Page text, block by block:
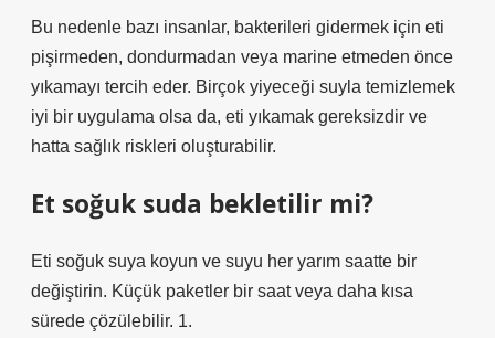
Bu nedenle bazı insanlar, bakterileri gidermek için eti
pişirmeden, dondurmadan veya marine etmeden önce
yıkamayı tercih eder. Birçok yiyeceği suyla temizlemek
iyi bir uygulama olsa da, eti yıkamak gereksizdir ve
hatta sağlık riskleri oluşturabilir.
Et soğuk suda bekletilir mi?
Eti soğuk suya koyun ve suyu her yarım saatte bir
değiştirin. Küçük paketler bir saat veya daha kısa
sürede çözülebilir. 1.